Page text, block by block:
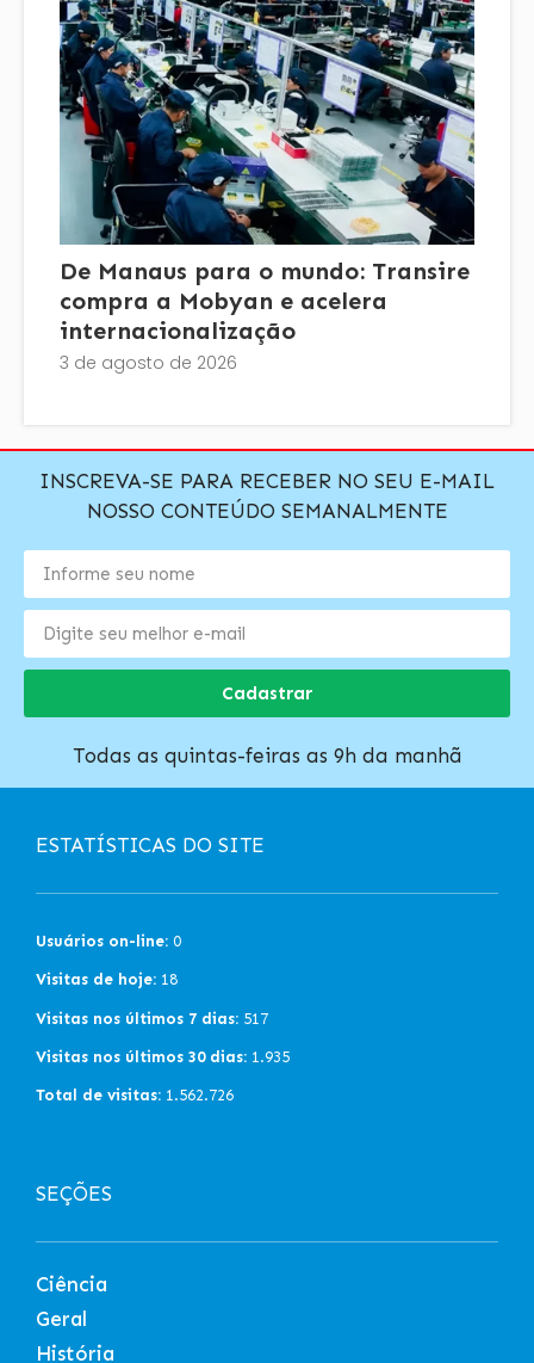
De Manaus para o mundo: Transire
compra a Mobyan e acelera
internacionalização
3 de agosto de 2026
INSCREVA-SE PARA RECEBER NO SEU E-MAIL
NOSSO CONTEÚDO SEMANALMENTE
Cadastrar
Todas as quintas-feiras as 9h da manhã
ESTATÍSTICAS DO SITE
Usuários on-line: 0
Visitas de hoje: 18
Visitas nos últimos 7 dias: 517
Visitas nos últimos 30 dias: 1.935
Total de visitas: 1.562.726
SEÇÕES
Ciência
Geral
História